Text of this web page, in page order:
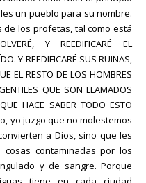
un pueblo para su nombre.
de los profetas, tal como está
Y REEDIFICARÉ EL
Y REEDIFICARÉ SUS RUINAS,
EL RESTO DE LOS HOMBRES
QUE SON LLAMADOS
HACE SABER TODO ESTO
yo juzgo que no molestemos
a Dios, sino que les
contaminadas por los
y de sangre. Porque